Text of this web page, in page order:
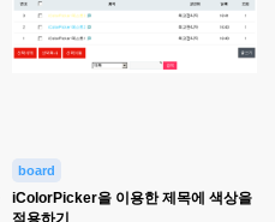
board
iColorPicker을 이용한 제목에 색상을
적용하기